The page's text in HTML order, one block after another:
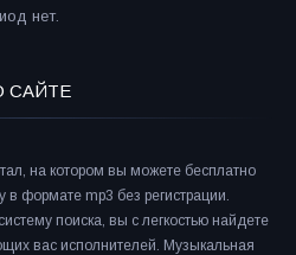
нет.
САЙТЕ
на котором вы можете бесплатно
в формате mp3 без регистрации.
поиска, вы с легкостью найдете
вас исполнителей. Музыкальная